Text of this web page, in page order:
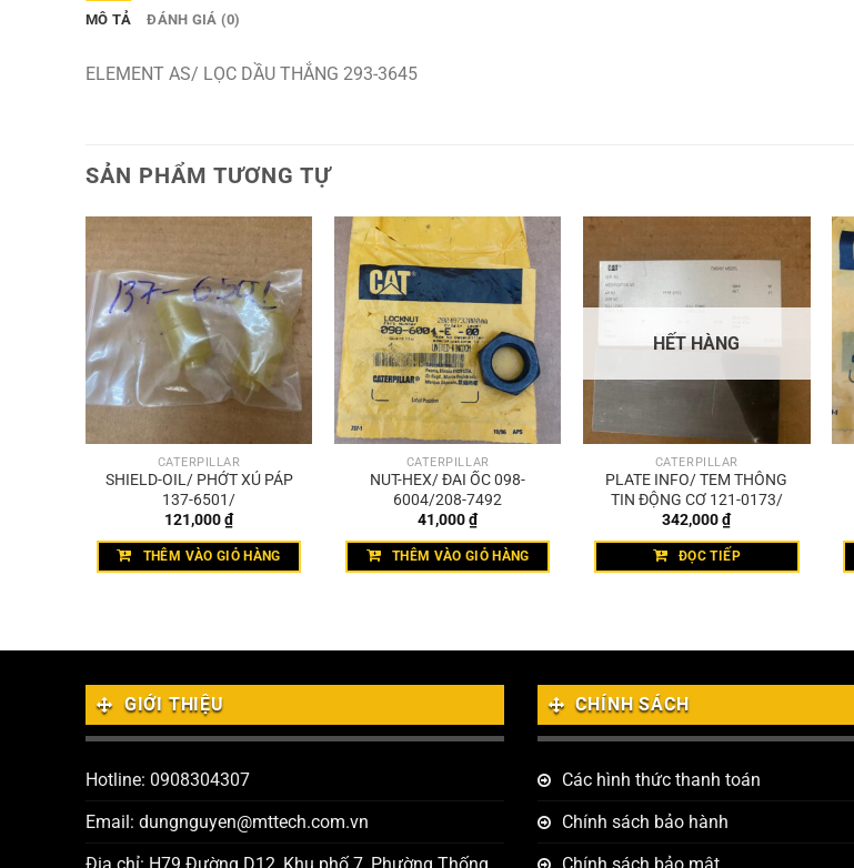
MÔ TẢ ĐÁNH GIÁ (0)
ELEMENT AS/ LỌC DẦU THẮNG 293-3645
SẢN PHẨM TƯƠNG TỰ
CATERPILLAR
SHIELD-OIL/ PHỚT XÚ PÁP
137-6501/
121,000₫
THÊM VÀO GIỎ HÀNG
CATERPILLAR
NUT-HEX/ ĐAI ỐC 098-
6004/208-7492
41,000₫
THÊM VÀO GIỎ HÀNG
HẾT HÀNG
CATERPILLAR
PLATE INFO/ TEM THÔNG
TIN ĐỘNG CƠ 121-0173/
342,000₫
ĐỌC TIẾP
GIỚI THIỆU
Hotline: 0908304307
Email: dungnguyen@mttech.com.vn
CHÍNH SÁCH
Các hình thức thanh toán
Chính sách bảo hành